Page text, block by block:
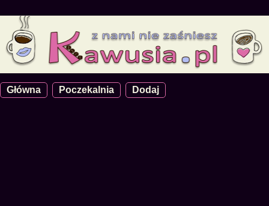
Główna Poczekalnia Dodaj